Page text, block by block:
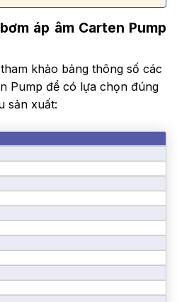
áp âm Carten Pump
khảo bảng thông số các
Pump để có lựa chọn đúng
sản xuất: